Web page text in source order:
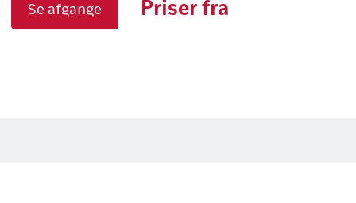
Se afgange Priser fra